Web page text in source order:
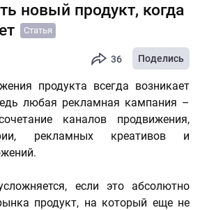
новый продукт, когда
Статья
36 Поделись
продукта всегда возникает
любая рекламная кампания –
каналов продвижения,
рекламных креативов и
если это абсолютно
продукт, на который еще не